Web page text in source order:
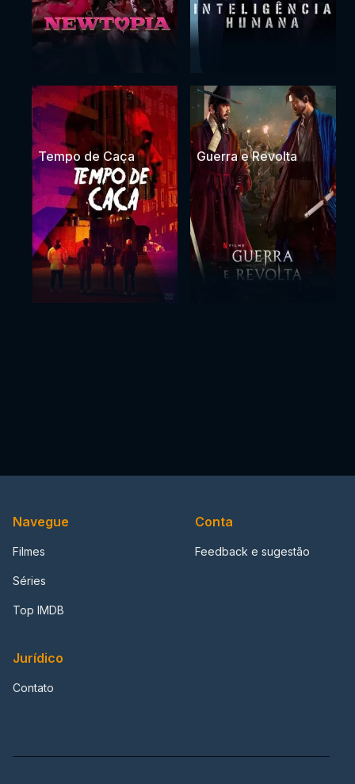
Tempo de Caça Guerra e Revolta
Navegue
Filmes
Séries
Top IMDB
Conta
Feedback e sugestão
Jurídico
Contato